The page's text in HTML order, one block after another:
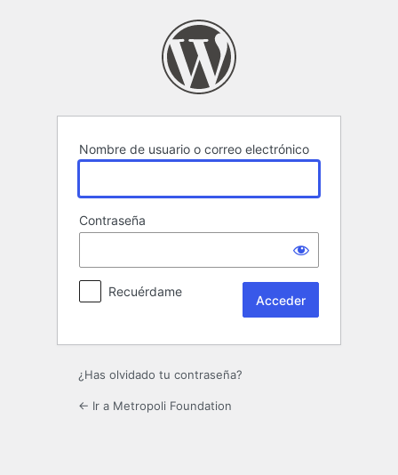
Nombre de usuario o correo electrónico
Contraseña
Recuérdame
¿Has olvidado tu contraseña?
← Ir a Metropoli Foundation